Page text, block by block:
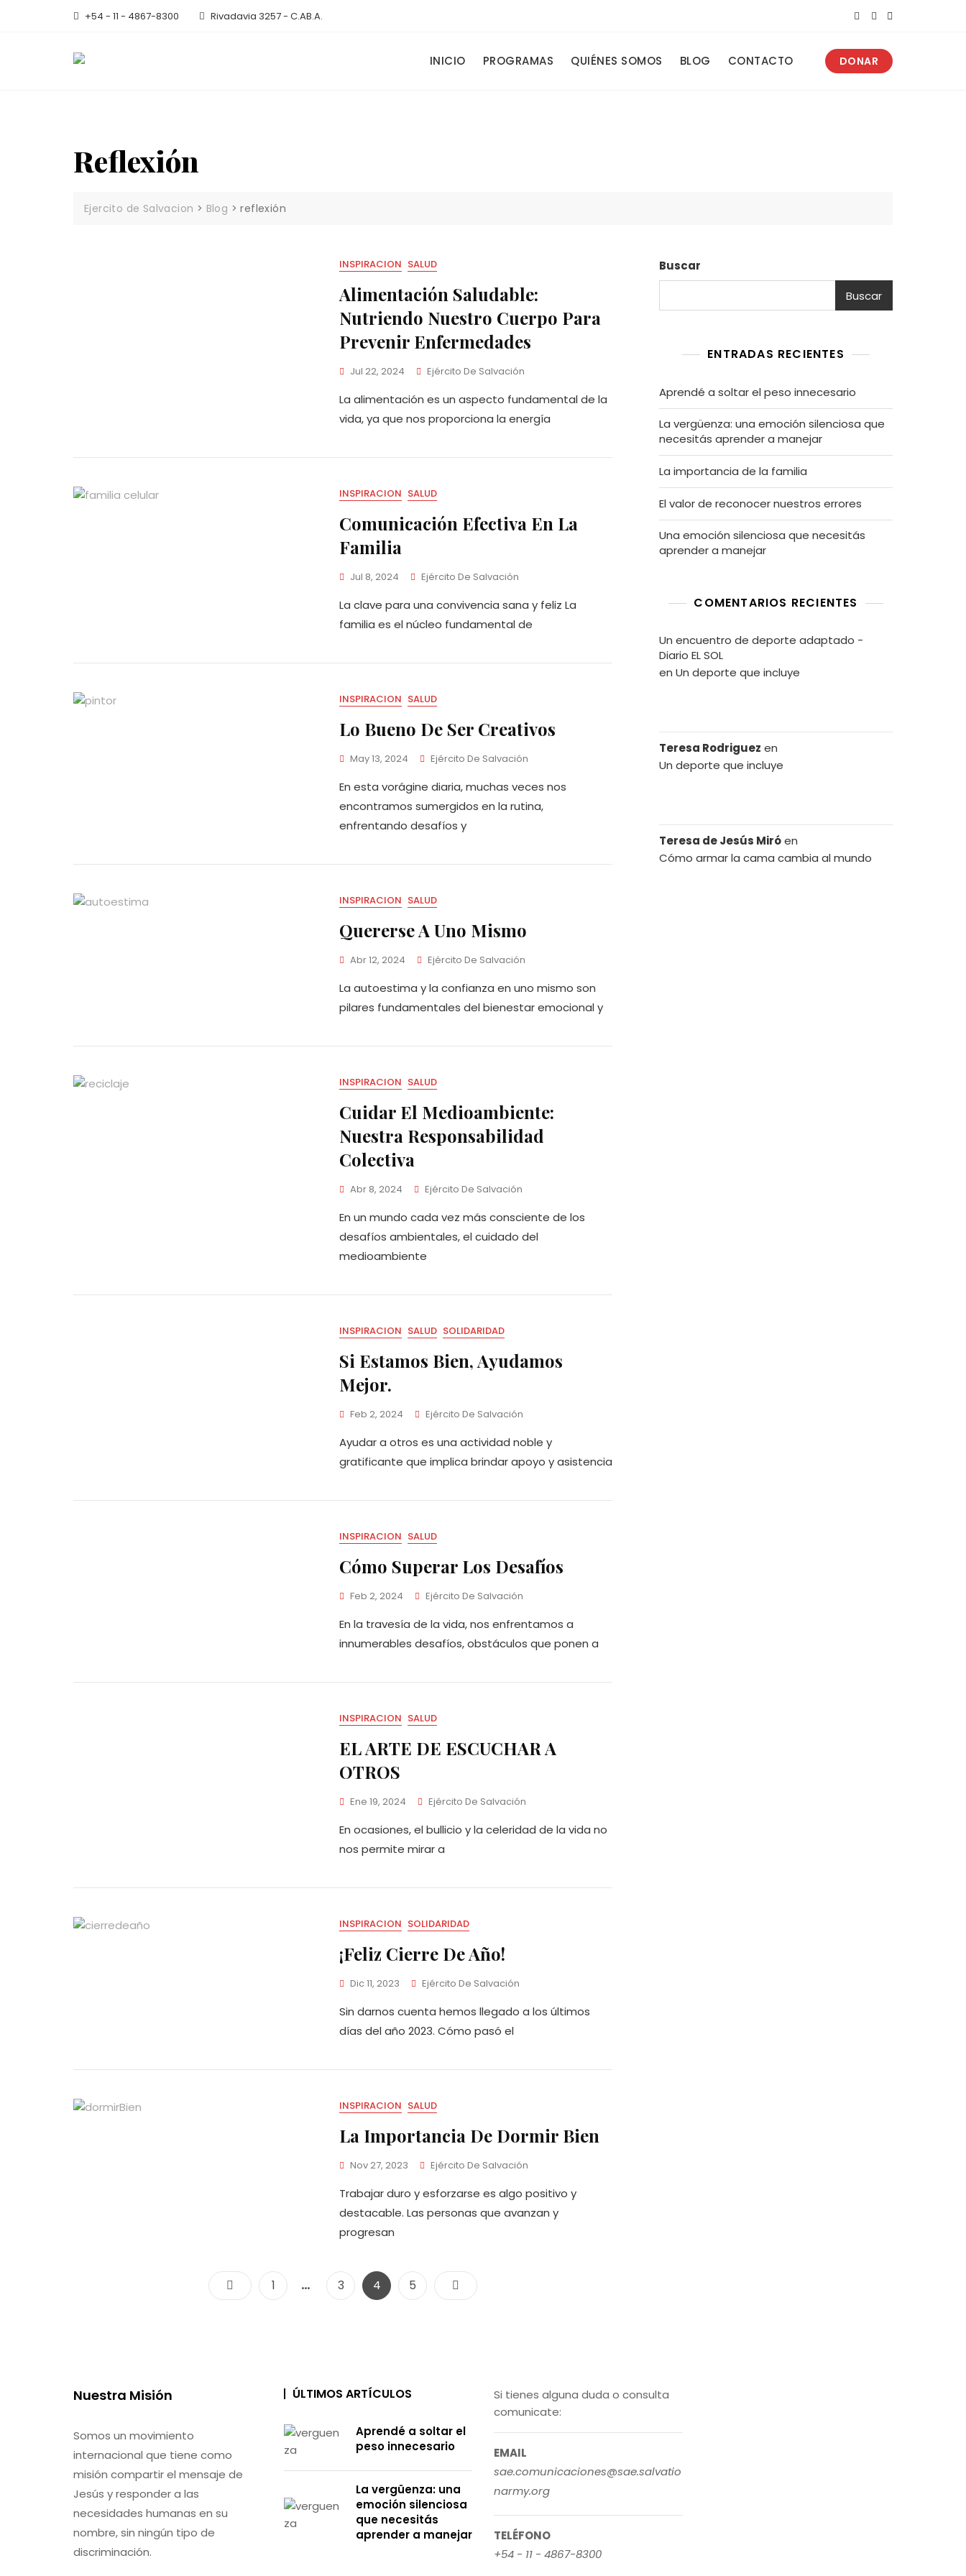
+54 - 11 - 4867-8300 Rivadavia 3257 - C.AB.A.
INICIO PROGRAMAS QUIÉNES SOMOS BLOG CONTACTO DONAR
Reflexión
Ejercito de Salvacion > Blog >reflexión
INSPIRACION SALUD
Alimentación Saludable:
Nutriendo Nuestro Cuerpo Para
Prevenir Enfermedades
Jul 22, 2024 Ejército De Salvación
La alimentación es un aspecto fundamental de la
vida, ya que nos proporciona la energía
INSPIRACION SALUD
Comunicación Efectiva En La
Familia
Jul 8, 2024 Ejército De Salvación
La clave para una convivencia sana y feliz La
familia es el núcleo fundamental de
INSPIRACION SALUD
Lo Bueno De Ser Creativos
May 13, 2024 Ejército De Salvación
En esta vorágine diaria, muchas veces nos
encontramos sumergidos en la rutina,
enfrentando desafíos y
INSPIRACION SALUD
Quererse A Uno Mismo
Abr 12, 2024 Ejército De Salvación
La autoestima y la confianza en uno mismo son
pilares fundamentales del bienestar emocional y
INSPIRACION SALUD
Cuidar El Medioambiente:
Nuestra Responsabilidad
Colectiva
Abr 8, 2024 Ejército De Salvación
En un mundo cada vez más consciente de los
desafíos ambientales, el cuidado del
medioambiente
INSPIRACION SALUD SOLIDARIDAD
Si Estamos Bien, Ayudamos
Mejor.
Feb 2, 2024 Ejército De Salvación
Ayudar a otros es una actividad noble y
gratificante que implica brindar apoyo y asistencia
INSPIRACION SALUD
Cómo Superar Los Desafíos
Feb 2, 2024 Ejército De Salvación
En la travesía de la vida, nos enfrentamos a
innumerables desafíos, obstáculos que ponen a
INSPIRACION SALUD
EL ARTE DE ESCUCHAR A
OTROS
Ene 19, 2024 Ejército De Salvación
En ocasiones, el bullicio y la celeridad de la vida no
nos permite mirar a
INSPIRACION SOLIDARIDAD
¡Feliz Cierre De Año!
Dic 11, 2023 Ejército De Salvación
Sin darnos cuenta hemos llegado a los últimos
días del año 2023. Cómo pasó el
INSPIRACION SALUD
La Importancia De Dormir Bien
Nov 27, 2023 Ejército De Salvación
Trabajar duro y esforzarse es algo positivo y
destacable. Las personas que avanzan y
progresan
Paginación
de
Page
1 … Page
3 Page
4 Page
5
Buscar
Buscar
ENTRADAS RECIENTES
Aprendé a soltar el peso innecesario
La vergüenza: una emoción silenciosa que
necesitás aprender a manejar
La importancia de la familia
El valor de reconocer nuestros errores
Una emoción silenciosa que necesitás
aprender a manejar
COMENTARIOS RECIENTES
Un encuentro de deporte adaptado -
Diario EL SOL
en Un deporte que incluye
Teresa Rodriguez en
Un deporte que incluye
Teresa de Jesús Miróen
Cómo armar la cama cambia al mundo
Nuestra Misión
Somos un movimiento
internacional que tiene como
misión compartir el mensaje de
Jesús y responder a las
necesidades humanas en su
nombre, sin ningún tipo de
discriminación.
ÚLTIMOS ARTÍCULOS
Aprendé a soltar el
peso innecesario
La vergüenza: una
emoción silenciosa
que necesitás
aprender a manejar
Si tienes alguna duda o consulta
comunicate:
EMAIL
sae.comunicaciones@sae.salvatio
narmy.org
TELÉFONO
+54 - 11 - 4867-8300